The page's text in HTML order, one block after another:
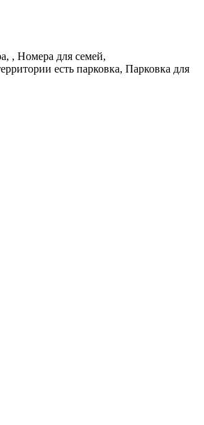
, Номера для семей,
есть парковка, Парковка для